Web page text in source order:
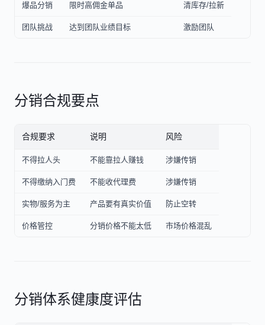
爆品分销 限时高佣金单品 清库存/拉新
团队挑战 达到团队业绩目标 激励团队
分销合规要点
合规要求 说明 风险
不得拉人头 不能靠拉人赚钱 涉嫌传销
不得缴纳入门费 不能收代理费 涉嫌传销
实物/服务为主 产品要有真实价值 防止空转
价格管控 分销价格不能太低 市场价格混乱
分销体系健康度评估